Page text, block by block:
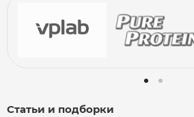
Статьи и подборки